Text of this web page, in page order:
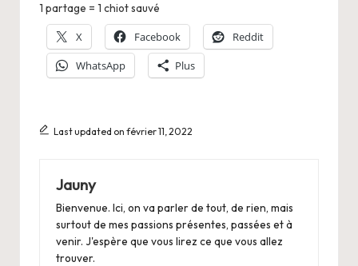
1 partage = 1 chiot sauvé
X Facebook
Reddit
WhatsApp
Plus
Last updated on février 11, 2022
Jauny
Bienvenue. Ici, on va parler de tout, de rien, mais
surtout de mes passions présentes, passées et à
venir. J'espère que vous lirez ce que vous allez
trouver.